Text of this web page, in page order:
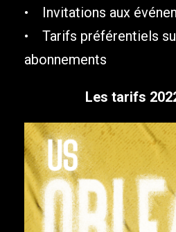
• Invitations aux
• Tarifs préférentiels
abonnements
Les tarifs